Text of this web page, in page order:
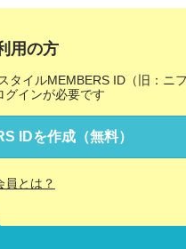
用の方
タイルMEMBERS ID（旧：ニ
グインが必要です
IDを作成（無料）
員とは？